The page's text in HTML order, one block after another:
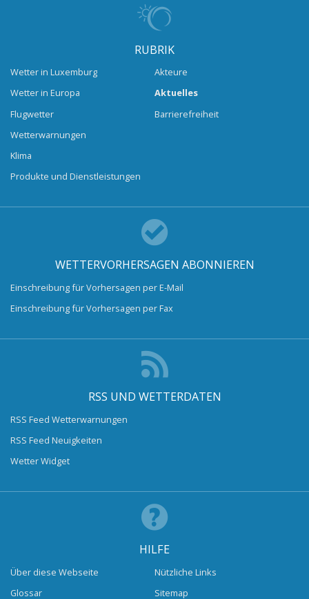
RUBRIK
Wetter in Luxemburg
Wetter in Europa
Flugwetter
Wetterwarnungen
Klima
Produkte und Dienstleistungen
Akteure
Aktuelles
Barrierefreiheit
WETTERVORHERSAGEN ABONNIEREN
Einschreibung für Vorhersagen per E-Mail
Einschreibung für Vorhersagen per Fax
RSS UND WETTERDATEN
RSS Feed Wetterwarnungen
RSS Feed Neuigkeiten
Wetter Widget
HILFE
Über diese Webseite
Glossar
Nützliche Links
Sitemap